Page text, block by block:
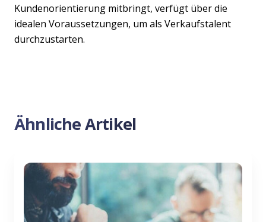
Kundenorientierung mitbringt, verfügt über die
idealen Voraussetzungen, um als Verkaufstalent
durchzustarten.
Ähnliche Artikel